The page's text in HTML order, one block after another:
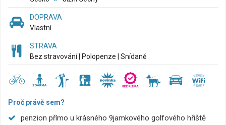
DOPRAVA
Vlastní
STRAVA
Bez stravování | Polopenze | Snídaně
Proč právě sem?
penzion přímo u krásného 9jamkového golfového hřiště